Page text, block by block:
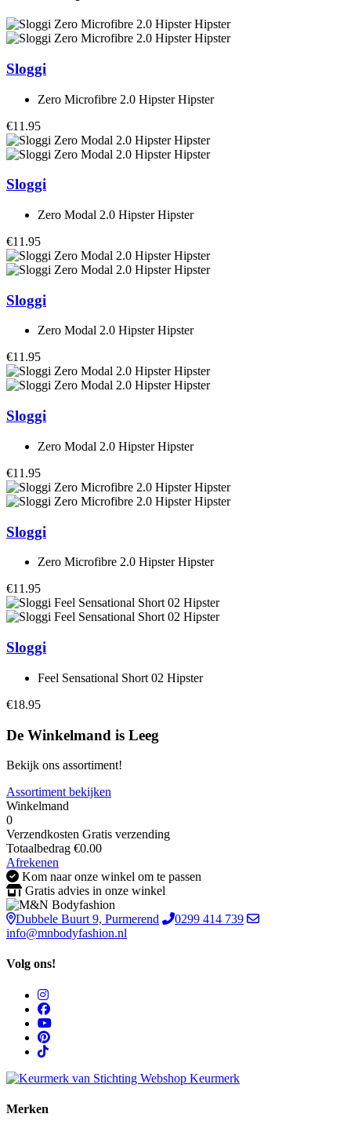
Sloggi
Zero Microfibre 2.0 Hipster Hipster
€11.95
Sloggi
Zero Modal 2.0 Hipster Hipster
€11.95
Sloggi
Zero Modal 2.0 Hipster Hipster
€11.95
Sloggi
Zero Modal 2.0 Hipster Hipster
€11.95
Sloggi
Zero Microfibre 2.0 Hipster Hipster
€11.95
Sloggi
Feel Sensational Short 02 Hipster
€18.95
De Winkelmand is Leeg
Bekijk ons assortiment!
Assortiment bekijken
Winkelmand
0
Verzendkosten Gratis verzending
Totaalbedrag €0.00
Afrekenen
Kom naar onze winkel om te passen
Gratis advies in onze winkel
Dubbele Buurt 9, Purmerend
0299 414 739
info@mnbodyfashion.nl
Volg ons!
Merken